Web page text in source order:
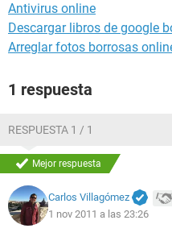
Antivirus online
Descargar libros de google
Arreglar fotos borrosas
1 respuesta
RESPUESTA 1 / 1
Mejor respuesta
Carlos Villagómez
1 nov 2011 a las 23:26